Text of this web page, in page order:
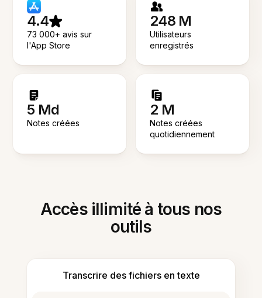
4.4
73 000+ avis sur
l'App Store
248 M
Utilisateurs
enregistrés
5 Md
Notes créées
2 M
Notes créées
quotidiennement
Accès illimité à tous nos
outils
Transcrire des fichiers en texte